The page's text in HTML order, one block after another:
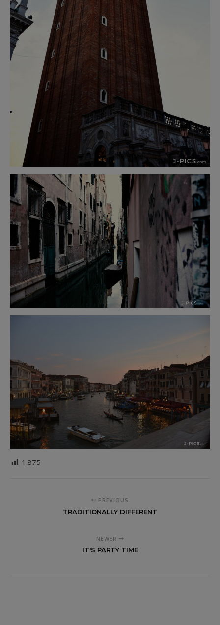
1.875
PREVIOUS
TRADITIONALLY DIFFERENT
NEWER
IT'S PARTY TIME